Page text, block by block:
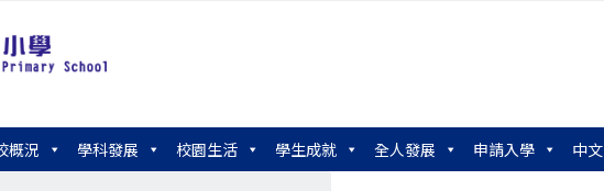
概況 學科發展 校園生活 學生成就 全人發展 申請入學 中文